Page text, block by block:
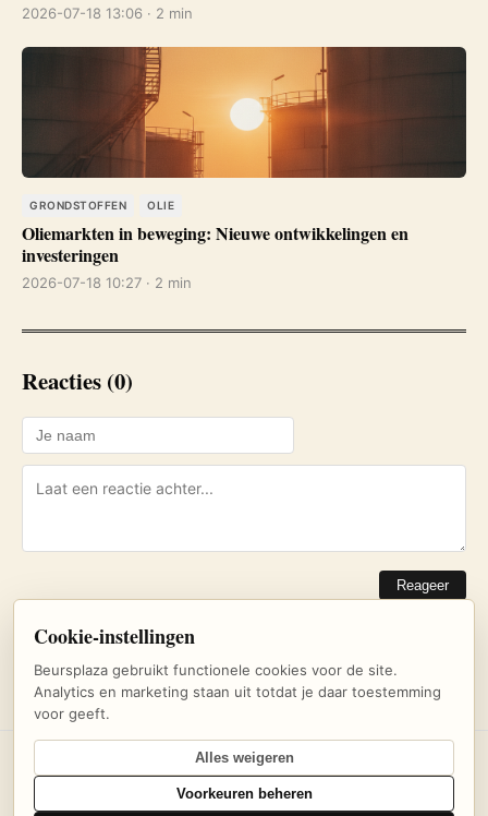
2026-07-18 13:06 · 2 min
GRONDSTOFFEN OLIE
Oliemarkten in beweging: Nieuwe ontwikkelingen en
investeringen
2026-07-18 10:27 · 2 min
Reacties (0)
Reageer
Nog geen reacties. Wees de eerste!
© 2026 Beursplaza — Dagelijks beursnieuws en inzichten voor
beleggers
Cookie-instellingen
Beursplaza gebruikt functionele cookies voor de site.
Analytics en marketing staan uit totdat je daar toestemming
voor geeft.
Alles weigeren
Voorkeuren beheren